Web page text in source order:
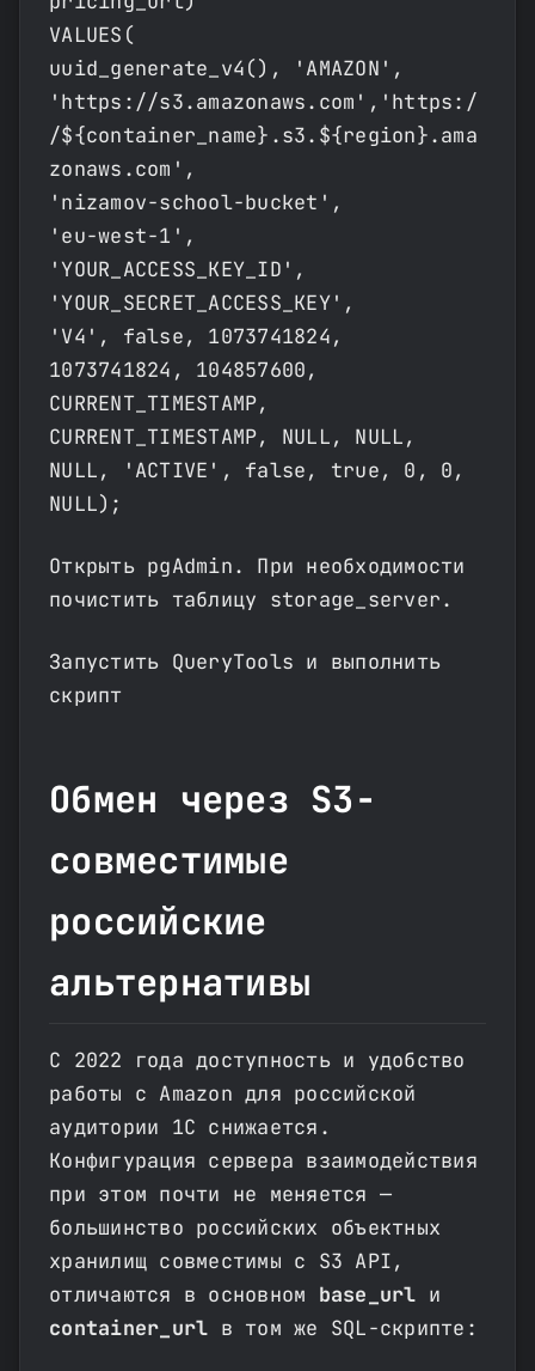
VALUES(
uuid_generate_v4(), 'AMAZON',
'https://s3.amazonaws.com','https:/
/${container_name}.s3.${region}.ama
zonaws.com',
'nizamov-school-bucket',
'eu-west-1',
'YOUR_ACCESS_KEY_ID',
'YOUR_SECRET_ACCESS_KEY',
'V4', false, 1073741824,
1073741824, 104857600,
CURRENT_TIMESTAMP,
CURRENT_TIMESTAMP, NULL, NULL,
NULL, 'ACTIVE', false, true, 0, 0,
NULL);
Открыть pgAdmin. При необходимости
почистить таблицу storage_server.
Запустить QueryTools и выполнить
скрипт
Обмен через S3-
совместимые
российские
альтернативы
С 2022 года доступность и удобство
работы с Amazon для российской
аудитории 1С снижается.
Конфигурация сервера взаимодействия
при этом почти не меняется —
большинство российских объектных
хранилищ совместимы с S3 API,
отличаются в основном base_url и
container_url в том же SQL-скрипте: